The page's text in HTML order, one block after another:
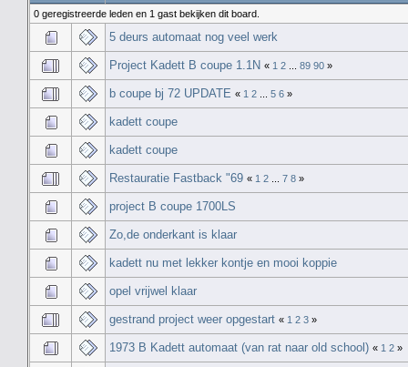
0 geregistreerde leden en 1 gast bekijken dit board.
5 deurs automaat nog veel werk
Project Kadett B coupe 1.1N « 1 2 89 90 »
b coupe bj 72 UPDATE « 1 2 5 6 »
kadett coupe
kadett coupe
Restauratie Fastback "69 « 1 2 7 8 »
project B coupe 1700LS
Zo,de onderkant is klaar
kadett nu met lekker kontje en mooi koppie
opel vrijwel klaar
gestrand project weer opgestart « 1 2 3 »
1973 B Kadett automaat (van rat naar old school) « 1 2 »